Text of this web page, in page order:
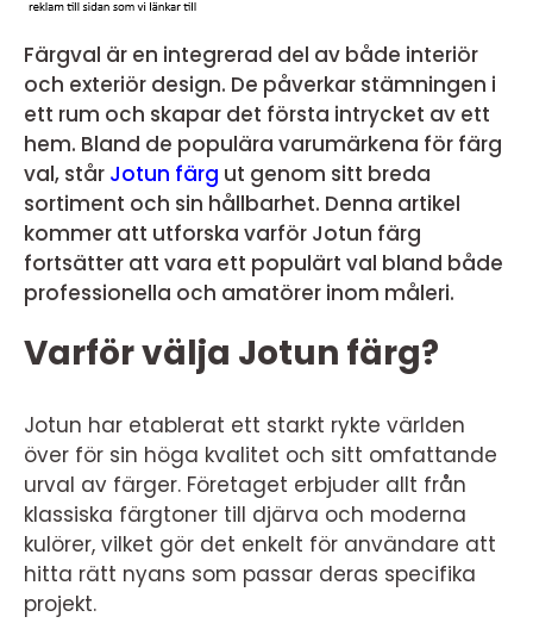
Färgval är en integrerad del av både interiör
och exteriör design. De påverkar stämningen i
ett rum och skapar det första intrycket av ett
hem. Bland de populära varumärkena för färg
val, står Jotun färg ut genom sitt breda
sortiment och sin hållbarhet. Denna artikel
kommer att utforska varför Jotun färg
fortsätter att vara ett populärt val bland både
professionella och amatörer inom måleri.
Varför välja Jotun färg?
Jotun har etablerat ett starkt rykte världen
över för sin höga kvalitet och sitt omfattande
urval av färger. Företaget erbjuder allt från
klassiska färgtoner till djärva och moderna
kulörer, vilket gör det enkelt för användare att
hitta rätt nyans som passar deras specifika
projekt.